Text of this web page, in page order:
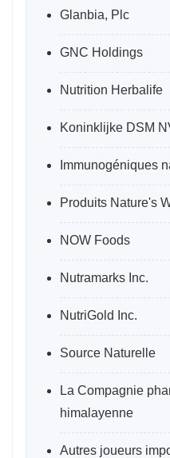
Glanbia, Plc
GNC Holdings
Nutrition Herbalife
Koninklijke DSM
Immunogéniques
Produits Nature's
NOW Foods
Nutramarks Inc.
NutriGold Inc.
Source Naturelle
La Compagnie
himalayenne
Autres joueurs